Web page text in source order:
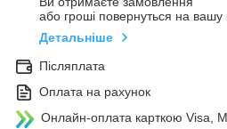
або гроші повернуться на вашу
Детальніше
Післяплата
Оплата на рахунок
Онлайн-оплата карткою Visa,